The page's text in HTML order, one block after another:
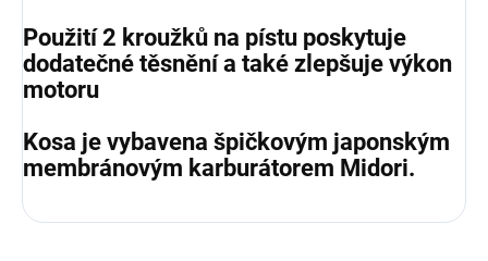
Použití 2 kroužků na pístu poskytuje
dodatečné těsnění a také zlepšuje výkon
motoru
Kosa je vybavena špičkovým japonským
membránovým karburátorem Midori.